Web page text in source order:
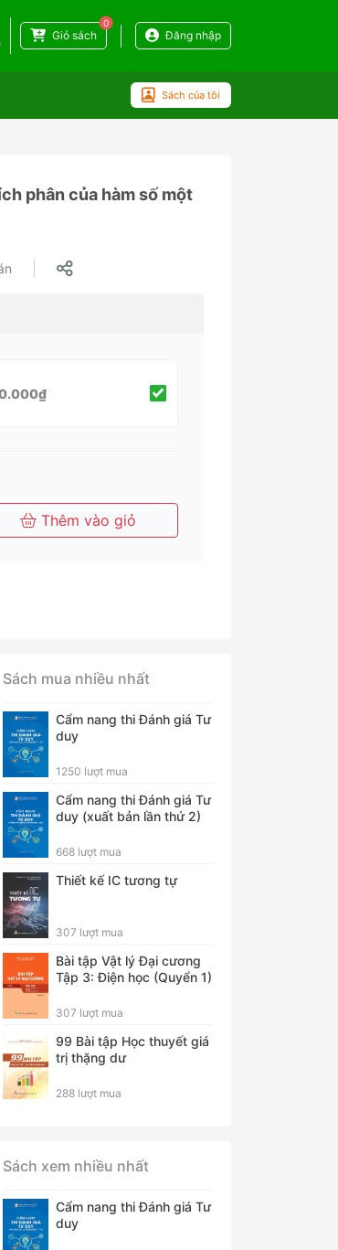
0
Giỏ sách Đăng nhập
Sách của tôi
phân của hàm số một
Thêm vào giỏ
Sách mua nhiều nhất
Cẩm nang thi Đánh giá Tư
duy
1250 lượt mua
Cẩm nang thi Đánh giá Tư
duy (xuất bản lần thứ 2)
668 lượt mua
Thiết kế IC tương tự
307 lượt mua
Bài tập Vật lý Đại cương
Tập 3: Điện học (Quyển 1)
307 lượt mua
99 Bài tập Học thuyết giá
trị thặng dư
288 lượt mua
Sách xem nhiều nhất
Cẩm nang thi Đánh giá Tư
duy